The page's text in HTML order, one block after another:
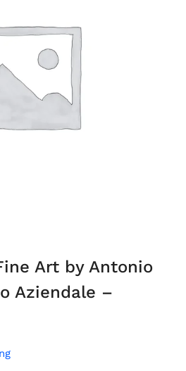
Art by Antonio
Aziendale –